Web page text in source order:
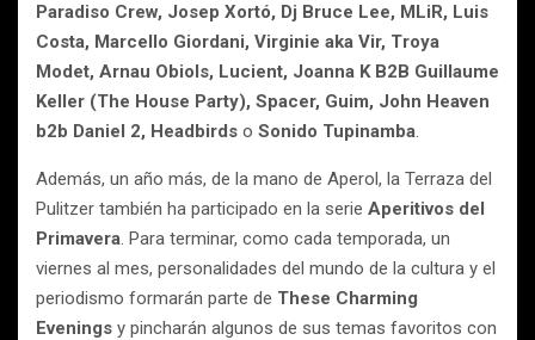
Paradiso Crew, Josep Xortó, Dj Bruce Lee, MLiR, Luis
Costa, Marcello Giordani, Virginie aka Vir, Troya
Modet, Arnau Obiols, Lucient, Joanna K B2B Guillaume
Keller (The House Party), Spacer, Guim, John Heaven
b2b Daniel 2, Headbirds o Sonido Tupinamba.
Además, un año más, de la mano de Aperol, la Terraza del
Pulitzer también ha participado en la serie Aperitivos del
Primavera. Para terminar, como cada temporada, un
viernes al mes, personalidades del mundo de la cultura y el
periodismo formarán parte de These Charming
Evenings y pincharán algunos de sus temas favoritos con